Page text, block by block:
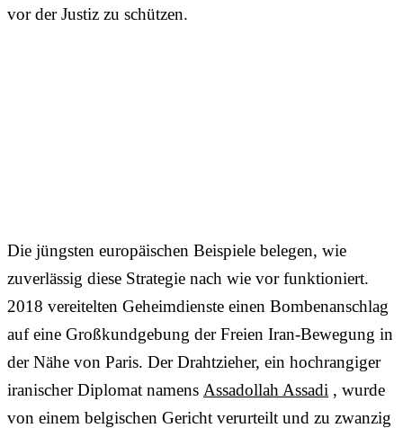
vor der Justiz zu schützen.
Die jüngsten europäischen Beispiele belegen, wie
zuverlässig diese Strategie nach wie vor funktioniert.
2018 vereitelten Geheimdienste einen Bombenanschlag
auf eine Großkundgebung der Freien Iran-Bewegung in
der Nähe von Paris. Der Drahtzieher, ein hochrangiger
iranischer Diplomat namens Assadollah Assadi , wurde
von einem belgischen Gericht verurteilt und zu zwanzig